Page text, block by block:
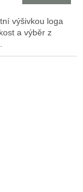
výšivkou loga
a výběr z